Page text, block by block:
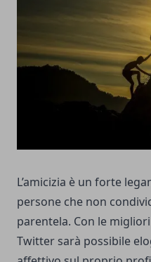
L’amicizia è un forte
persone che non
parentela. Con le
Twitter sarà possibile